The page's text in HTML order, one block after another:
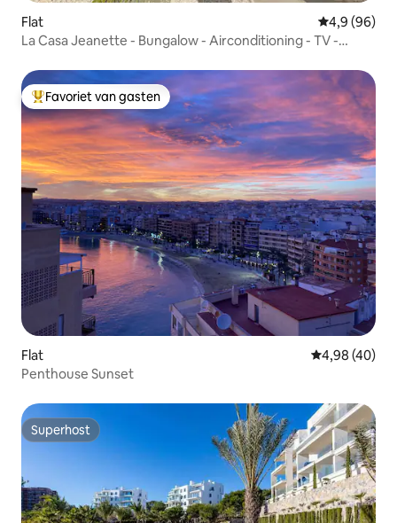
Flat Gemiddelde
4,9 (96)
La Casa Jeanette - Bungalow - Airconditioning - TV -
Topfavoriet van gasten
Favoriet van gasten
Flat Gemiddelde
4,98 (40)
Penthouse Sunset
Superhost
Superhost